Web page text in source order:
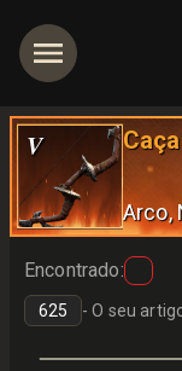
V
Arco,
Encontrado:
-O seu